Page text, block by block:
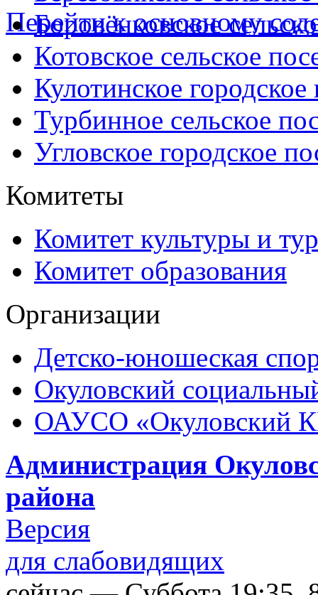
Перейти к основному
Боровёнковское
Котовское сельское
Кулотинское городское
Турбинное сельское
Угловское городское
Комитеты
Комитет культуры и
Комитет образования
Организации
Детско-юношеская
Окуловский
ОАУСО «Окуловский
Администрация
района
Версия
для слабовидящих